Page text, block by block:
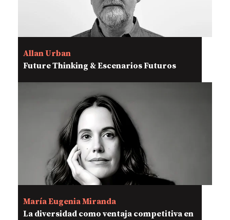
Allan Urban
Future Thinking & Escenarios Futuros
María Eugenia Miranda
La diversidad como ventaja competitiva en